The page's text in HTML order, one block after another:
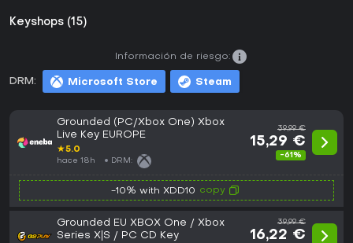
Keyshops (15)
DRM: Microsoft Store Steam
Información de riesgo:
Grounded (PC/Xbox One) Xbox
Live Key EUROPE
★5.0
hace 18h DRM:
39,99 €
15,29 €
-61%
-10% with XDD10 copy
Grounded EU XBOX One / Xbox
Series X|S / PC CD Key
39,99 €
16,22 €